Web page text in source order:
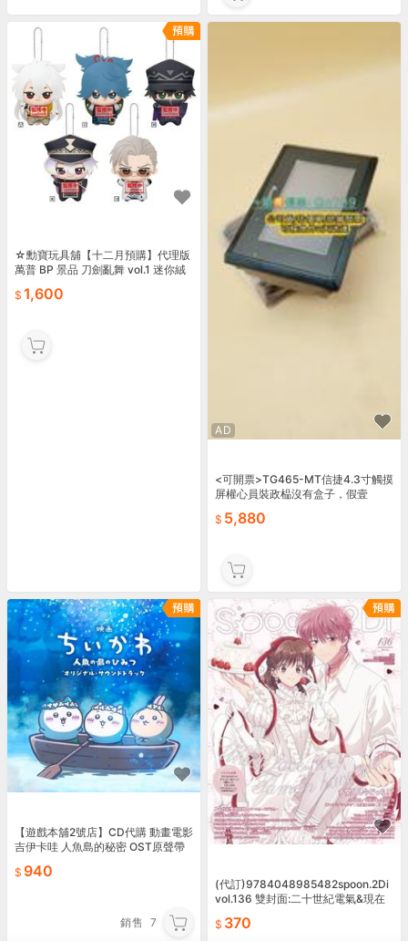
☆勳寶玩具舖【十二月預購】代理版
萬普 BP 景品 刀劍亂舞 vol.1 迷你絨
1,600
AD
<可開票>TG465-MT信捷4.3寸觸摸
屏權心員裝政榀沒有盒子，假壹
5,880
【遊戲本舖2號店】CD代購 動畫電影
吉伊卡哇 人魚島的秘密 OST原聲帶
940
銷售 7
(代訂)9784048985482spoon.2Di
vol.136 雙封面:二十世紀電氣&現在
370